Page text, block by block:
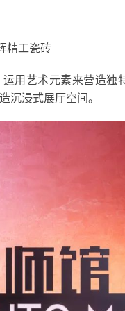
精工瓷砖
用艺术元素来营造独
沉浸式展厅空间。